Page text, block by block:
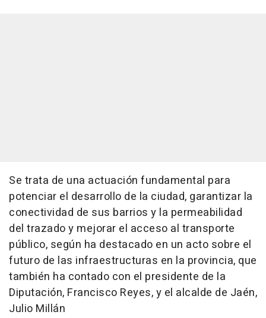
Se trata de una actuación fundamental para
potenciar el desarrollo de la ciudad, garantizar la
conectividad de sus barrios y la permeabilidad
del trazado y mejorar el acceso al transporte
público, según ha destacado en un acto sobre el
futuro de las infraestructuras en la provincia, que
también ha contado con el presidente de la
Diputación, Francisco Reyes, y el alcalde de Jaén,
Julio Millán